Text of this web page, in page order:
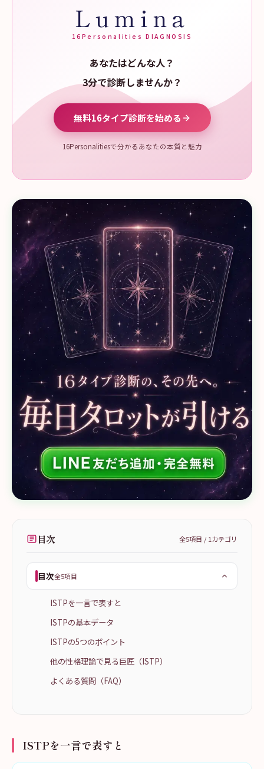
Lumina
16Personalities DIAGNOSIS
あなたはどんな人？
3分で診断しませんか？
無料16タイプ診断を始める
16Personalitiesで分かるあなたの本質と魅力
目次 全5項目 / 1カテゴリ
目次全5項目
ISTPを一言で表すと
ISTPの基本データ
ISTPの5つのポイント
他の性格理論で見る巨匠（ISTP）
よくある質問（FAQ）
ISTPを一言で表すと